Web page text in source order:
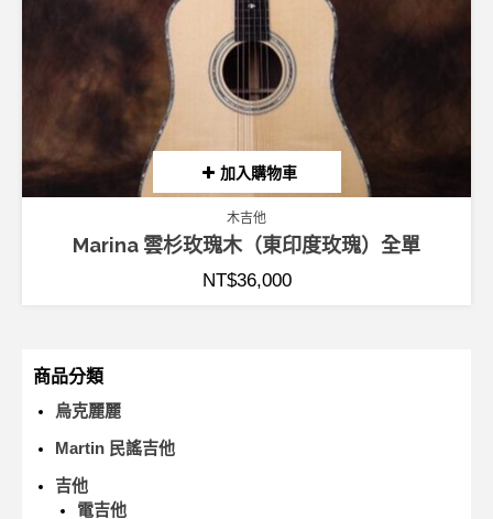
加入購物車
木吉他
Marina 雲杉玫瑰木（東印度玫瑰）全單
NT$36,000
商品分類
烏克麗麗
Martin 民謠吉他
吉他
電吉他